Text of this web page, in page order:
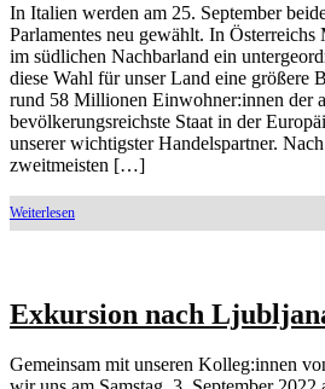
In Italien werden am 25. September
Parlamentes neu gewählt. In
im südlichen Nachbarland ein
diese Wahl für unser Land eine größere
rund 58 Millionen Einwohner:innen der
bevölkerungsreichste Staat in der
unserer wichtigster Handelspartner.
zweitmeisten […]
Exkursion nach
Gemeinsam mit unseren Kolleg:innen